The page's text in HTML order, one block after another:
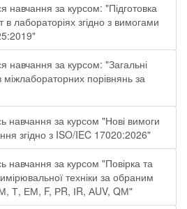
навчання за курсом: "Підготовка
в лабораторіях згідно з вимогами
навчання за курсом: "Загальні
порівнянь за
навчання за курсом "Нові вимоги
згідно з ISO/IEC 17020:2026"
навчання за курсом "Повірка та
техніки за обраним
Т, ЕМ, F, РR, ІR, АUV, QМ"